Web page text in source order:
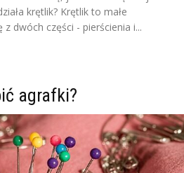
krętlik? Krętlik to małe
z dwóch części - pierścienia i...
agrafki?